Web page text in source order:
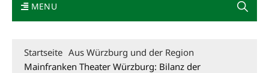
MENU
Startseite Aus Würzburg und der Region
Mainfranken Theater Würzburg: Bilanz der